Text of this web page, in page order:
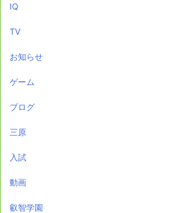
IQ
TV
お知らせ
ゲーム
ブログ
三原
入試
動画
叡智学園